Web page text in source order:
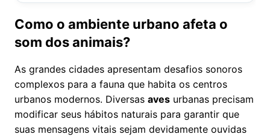
Como o ambiente urbano afeta o
som dos animais?
As grandes cidades apresentam desafios sonoros
complexos para a fauna que habita os centros
urbanos modernos. Diversas aves urbanas precisam
modificar seus hábitos naturais para garantir que
suas mensagens vitais sejam devidamente ouvidas